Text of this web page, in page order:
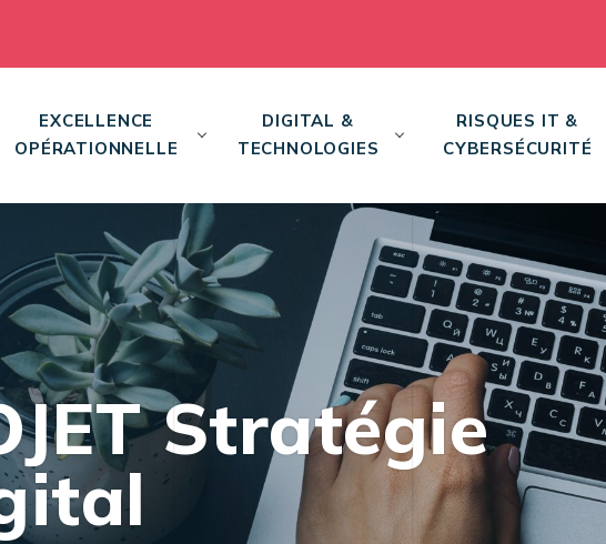
EXCELLENCE
OPÉRATIONNELLE
DIGITAL &
TECHNOLOGIES
RISQUES IT &
CYBERSÉCURITÉ
Stratégie